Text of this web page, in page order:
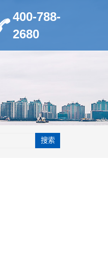
400-788-
2680
搜索